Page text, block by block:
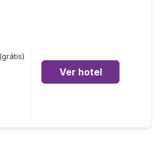
Ver hotel